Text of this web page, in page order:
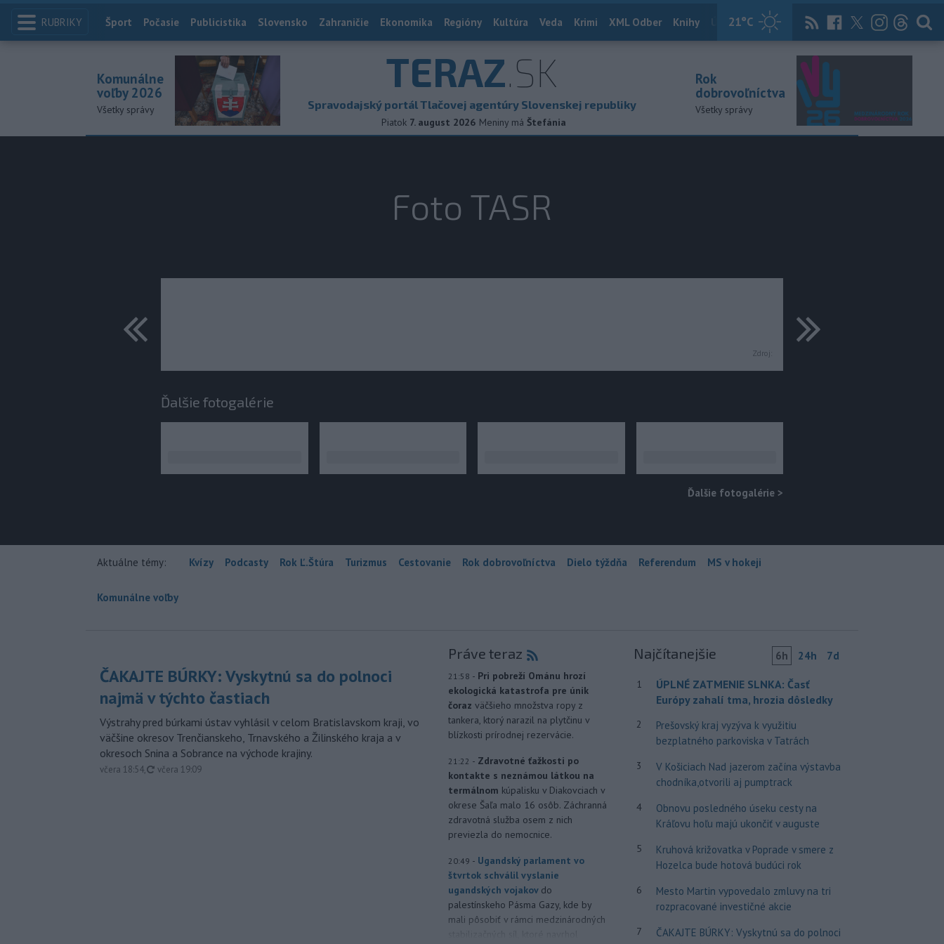
RUBRIKY 21°C
Index
Šport Počasie Publicistika Slovensko Zahraničie Ekonomika Regióny Kultúra Veda Krimi XML Odber Knihy Útulkovo Magazín News Now Archív
TERAZ.SK
Spravodajský portál Tlačovej agentúry Slovenskej republiky
Piatok 7. august 2026 Meniny má Štefánia
Komunálne
voľby 2026
Všetky správy
Rok
dobrovoľníctva
Všetky správy
Foto TASR
Zdroj:
predchádzajúce ďalšie
Ďalšie fotogalérie
Ďalšie fotogalérie >
Aktuálne témy: Kvízy Podcasty Rok Ľ.Štúra Turizmus Cestovanie Rok dobrovoľníctva Dielo týždňa Referendum MS v hokeji
Komunálne voľby
ČAKAJTE BÚRKY: Vyskytnú sa do polnoci
najmä v týchto častiach
Výstrahy pred búrkami ústav vyhlásil v celom Bratislavskom kraji, vo
väčšine okresov Trenčianskeho, Trnavského a Žilinského kraja a v
okresoch Snina a Sobrance na východe krajiny.
včera 18:54, aktualizované
včera 19:09
Práve teraz
21:58 - Pri pobreží Ománu hrozí
ekologická katastrofa pre únik
čoraz väčšieho množstva ropy z
tankera, ktorý narazil na plytčinu v
blízkosti prírodnej rezervácie.
21:22 - Zdravotné ťažkosti po
kontakte s neznámou látkou na
termálnom kúpalisku v Diakovciach v
okrese Šaľa malo 16 osôb. Záchranná
zdravotná služba osem z nich
previezla do nemocnice.
20:49 - Ugandský parlament vo
štvrtok schválil vyslanie
ugandských vojakov do
palestínskeho Pásma Gazy, kde by
mali pôsobiť v rámci medzinárodných
Najčítanejšie 6h 24h 7d
1
ÚPLNÉ ZATMENIE SLNKA: Časť
Európy zahalí tma, hrozia dôsledky
2
Prešovský kraj vyzýva k využitiu
bezplatného parkoviska v Tatrách
3
V Košiciach Nad jazerom začína výstavba
chodníka,otvorili aj pumptrack
4
Obnovu posledného úseku cesty na
Kráľovu hoľu majú ukončiť v auguste
5
Kruhová križovatka v Poprade v smere z
Hozelca bude hotová budúci rok
6
Mesto Martin vypovedalo zmluvy na tri
rozpracované investičné akcie
7
ČAKAJTE BÚRKY: Vyskytnú sa do polnoci